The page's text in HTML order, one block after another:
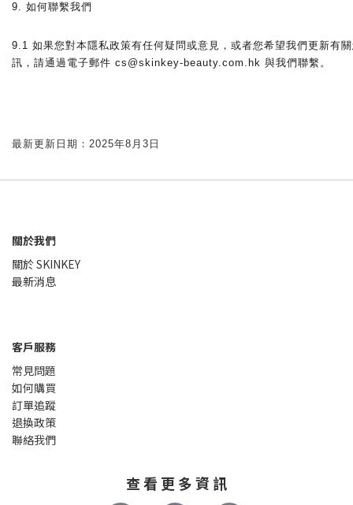
9. 如何聯繫我們
9.1 如果您對本隱私政策有任何疑問或意見，或者您希望我們更新有
訊，請通過電子郵件 cs@skinkey-beauty.com.hk 與我們聯繫。
最新更新日期：2025年8月3日
關於我們
關於 SKINKEY
最新消息
客戶服務
常見問題
如何購買
訂單追蹤
退換政策
聯絡我們
查 看 更 多 資 訊